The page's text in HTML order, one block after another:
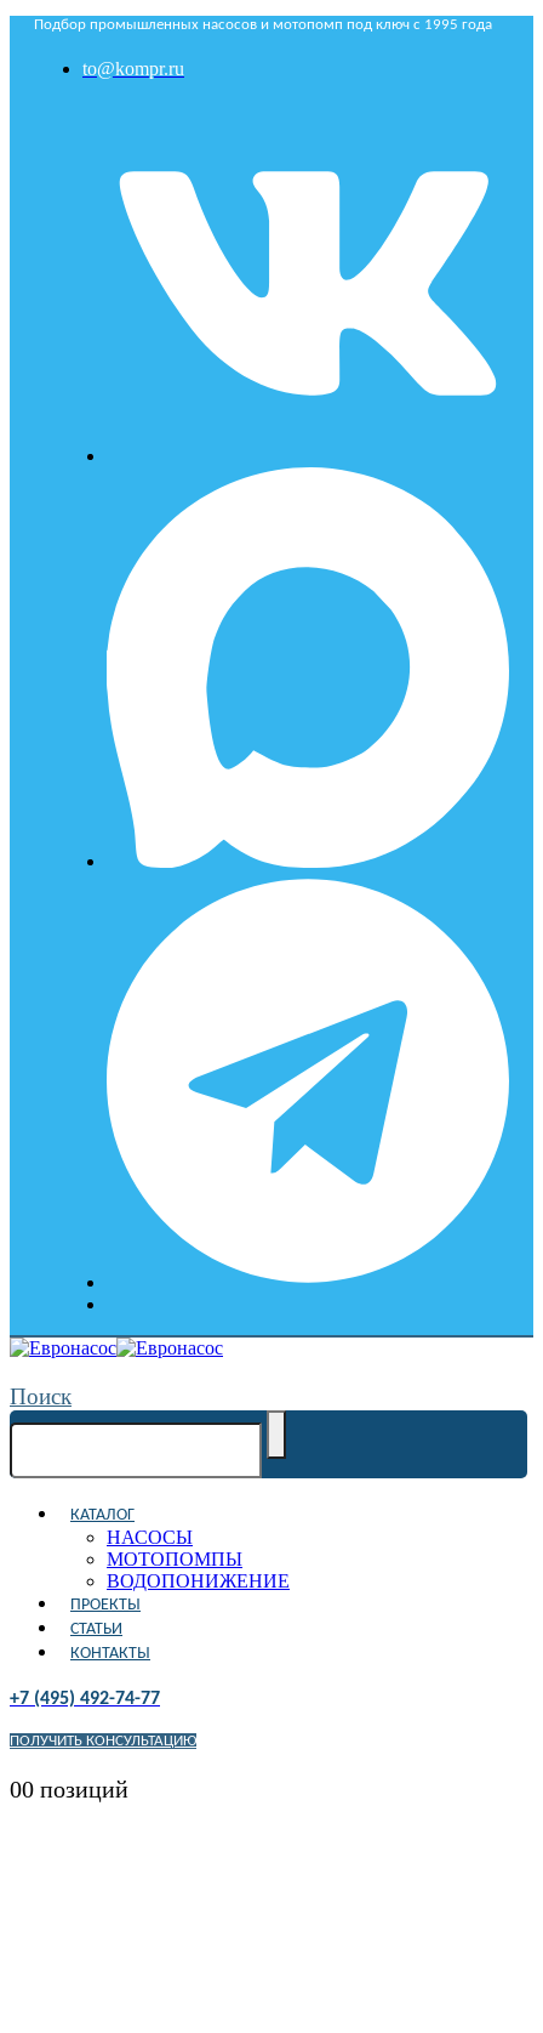
Подбор промышленных насосов и мотопомп под ключ с 1995 года
to@kompr.ru
Поиск
КАТАЛОГ
НАСОСЫ
МОТОПОМПЫ
ВОДОПОНИЖЕНИЕ
ПРОЕКТЫ
СТАТЬИ
КОНТАКТЫ
+7 (495) 492-74-77
ПОЛУЧИТЬ КОНСУЛЬТАЦИЮ
00 позиций